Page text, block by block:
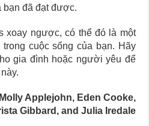
bạn đã đạt được.
xoay ngược, có thể đó là một
cuộc sống của bạn. Hãy
gia đình hoặc người yêu để
Applejohn, Eden Cooke,
Gibbard, and Julia Iredale